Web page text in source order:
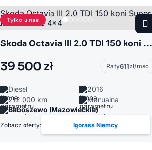
Tylko u nas
Skoda Octavia III 2.0 TDI 150 koni Super Auto Zadbane 4x4
39 500 zł Raty611zł/msc
Diesel
2016
212 000 km
Manualna
Baboszewo (Mazowieckie)
Zobacz oferty: Igorass Niemcy